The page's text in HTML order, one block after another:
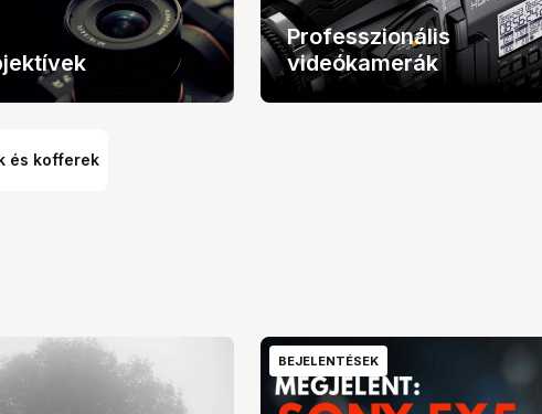
Professzionális
videókamerák
és kofferek
BEJELENTÉSEK